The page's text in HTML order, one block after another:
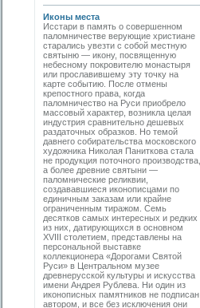
Иконы места
Исстари в память о совершенном
паломничестве веру­ющие христиане
старались увезти с собой местную
святыню — икону, посвященную
небесному покровителю монастыря
или прославившему эту точку на
карте событию. После отмены
крепостного права, когда
паломничество на Руси приобрело
массовый характер, возникла целая
индустрия сравнительно дешевых
раздаточных образков. Но темой
давнего собирательства московского
художника Николая Паниткова стала
не продукция поточного производства,
а более древние святыни —
паломнические реликвии,
создававшиеся иконописцами по
единичным заказам или крайне
ограниченным тиражом. Семь
десятков самых интересных и редких
из них, датирующихся в основном
XVIII столетием, представлены на
персональной выставке
коллекционера «Дорогами Святой
Руси» в Центральном музее
древнерусской культуры и искусства
имени Андрея Рублева. Ни один из
иконописных памятников не подписан
автором, и все без исключения они